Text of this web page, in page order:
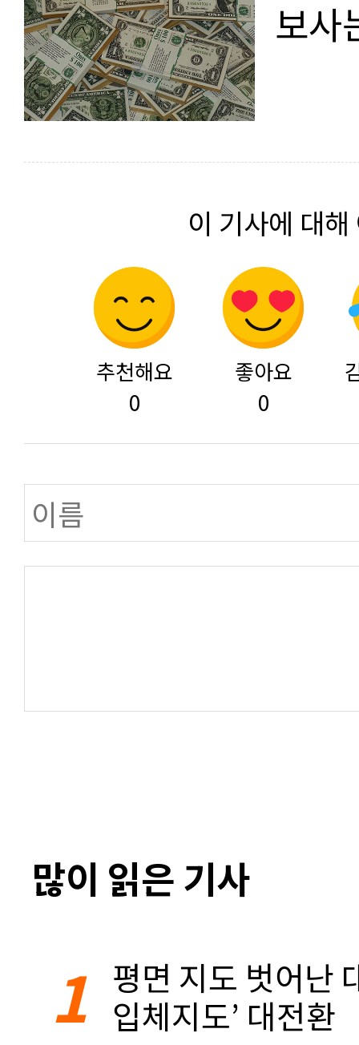
보사
이 기사에 대
추천해요
0
좋아요
0
많이 읽은 기사
1 평면 지도 벗어난
입체지도’ 대전환